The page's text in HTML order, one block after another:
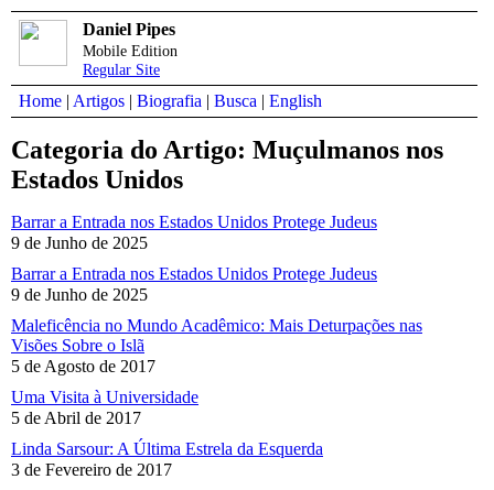
Daniel Pipes
Mobile Edition
Regular Site
Home | Artigos | Biografia | Busca | English
Categoria do Artigo: Muçulmanos nos
Estados Unidos
Barrar a Entrada nos Estados Unidos Protege Judeus
9 de Junho de 2025
Barrar a Entrada nos Estados Unidos Protege Judeus
9 de Junho de 2025
Maleficência no Mundo Acadêmico: Mais Deturpações nas
Visões Sobre o Islã
5 de Agosto de 2017
Uma Visita à Universidade
5 de Abril de 2017
Linda Sarsour: A Última Estrela da Esquerda
3 de Fevereiro de 2017